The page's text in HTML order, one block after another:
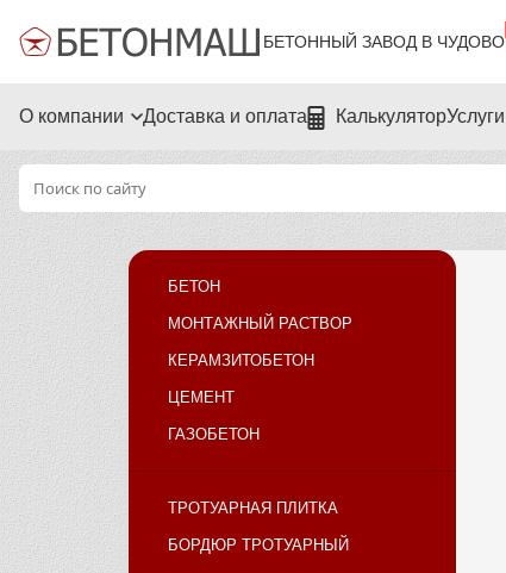
БЕТОННЫЙ ЗАВОД В ЧУДОВО
О компании Доставка и оплата КалькуляторУслуги
БЕТОН
МОНТАЖНЫЙ РАСТВОР
КЕРАМЗИТОБЕТОН
ЦЕМЕНТ
ГАЗОБЕТОН
ТРОТУАРНАЯ ПЛИТКА
БОРДЮР ТРОТУАРНЫЙ